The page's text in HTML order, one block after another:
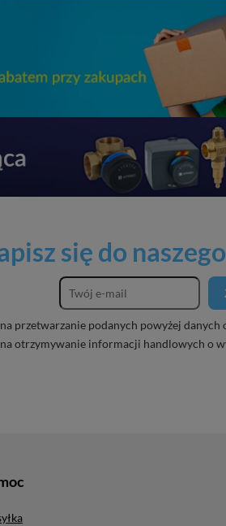
się do
przetwarzanie podanych powyżej
otrzymywanie informacji handlowych o